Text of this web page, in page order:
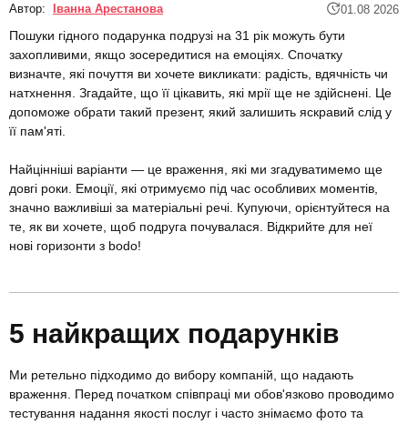
Автор: Іванна Арестанова 01.08 2026
Пошуки гідного подарунка подрузі на 31 рік можуть бути
захопливими, якщо зосередитися на емоціях. Спочатку
визначте, які почуття ви хочете викликати: радість, вдячність чи
натхнення. Згадайте, що її цікавить, які мрії ще не здійснені. Це
допоможе обрати такий презент, який залишить яскравий слід у
її пам'яті.
Найцінніші варіанти — це враження, які ми згадуватимемо ще
довгі роки. Емоції, які отримуємо під час особливих моментів,
значно важливіші за матеріальні речі. Купуючи, орієнтуйтеся на
те, як ви хочете, щоб подруга почувалася. Відкрийте для неї
нові горизонти з bodo!
5 найкращих подарунків
Ми ретельно підходимо до вибору компаній, що надають
враження. Перед початком співпраці ми обов'язково проводимо
тестування надання якості послуг і часто знімаємо фото та